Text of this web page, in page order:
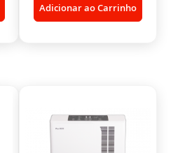
Adicionar ao Carrinho